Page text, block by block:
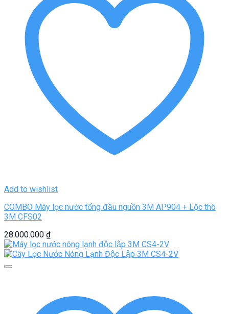
Add to wishlist
COMBO Máy lọc nước tổng đầu nguồn 3M AP904 + Lộc thô
3M CFS02
28.000.000 ₫